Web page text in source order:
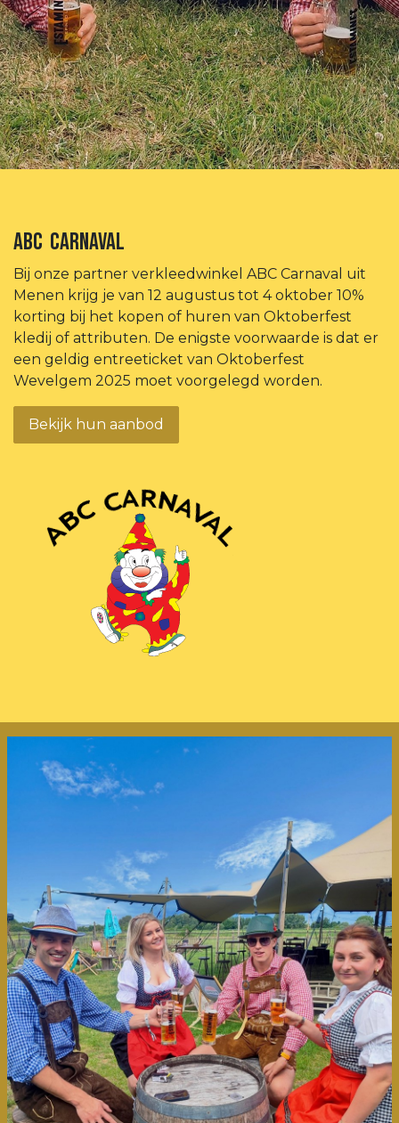
ABC CARNAVAL
Bij onze partner verkleedwinkel ABC Carnaval uit
Menen krijg je van 12 augustus tot 4 oktober 10%
korting bij het kopen of huren van Oktoberfest
kledij of attributen. De enigste voorwaarde is dat er
een geldig entreeticket van Oktoberfest
Wevelgem 2025 moet voorgelegd worden.
Bekijk hun aanbod